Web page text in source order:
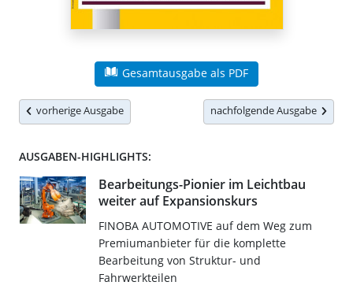
Gesamtausgabe als PDF
vorherige Ausgabe nachfolgende Ausgabe
AUSGABEN-HIGHLIGHTS:
Bearbeitungs-Pionier im Leichtbau
weiter auf Expansionskurs
FINOBA AUTOMOTIVE auf dem Weg zum
Premiumanbieter für die komplette
Bearbeitung von Struktur- und
Fahrwerkteilen